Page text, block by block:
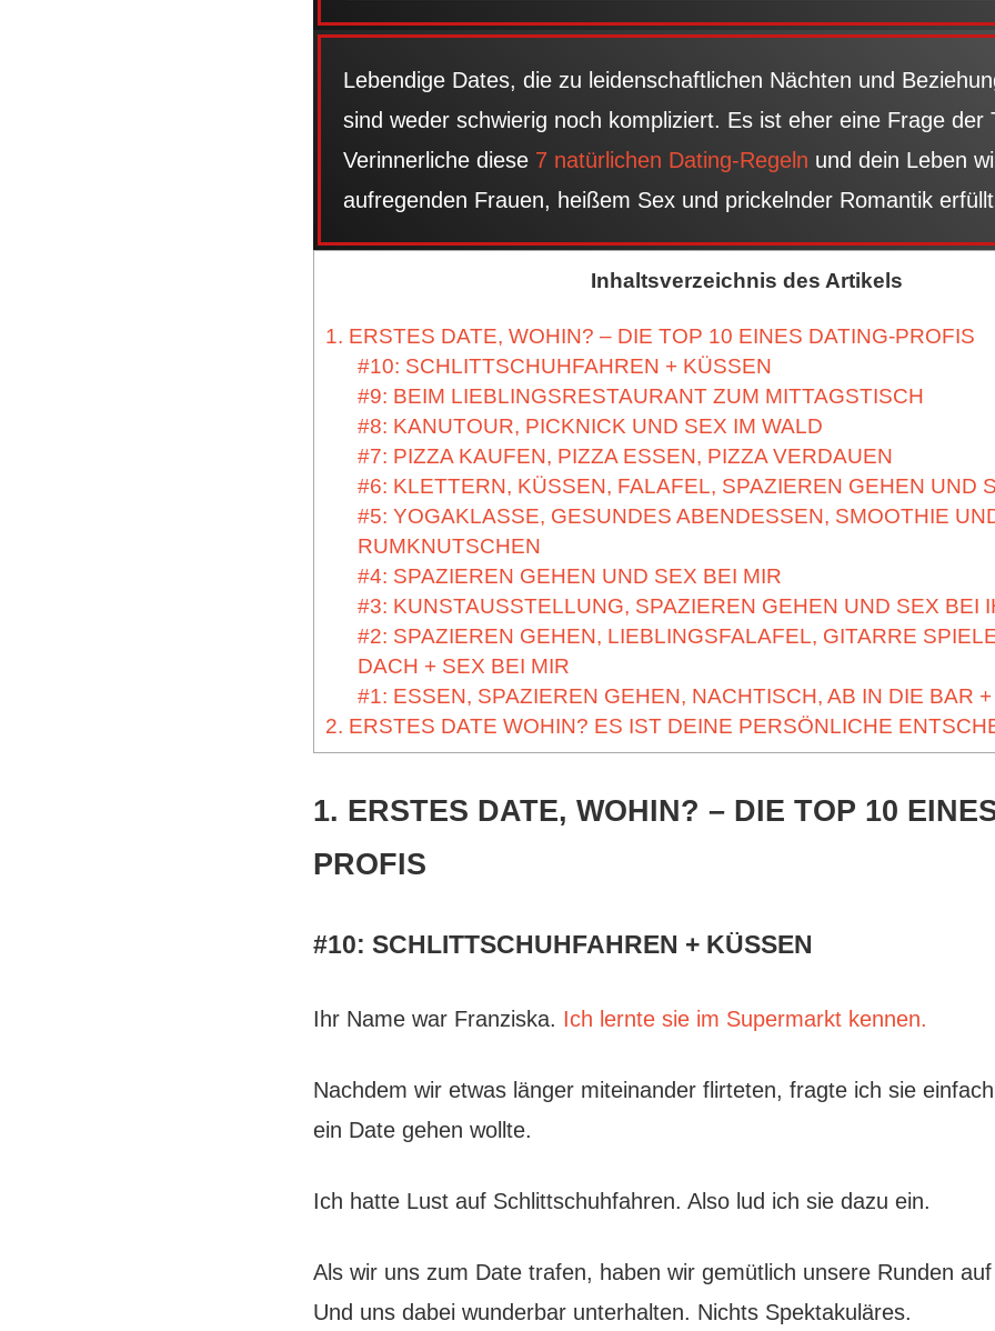
Lebendige Dates, die zu leidenschaftlichen Nächten und
sind weder schwierig noch kompliziert. Es ist eher eine Frage der
Verinnerliche diese 7 natürlichen Dating-Regeln und dein Leben
aufregenden Frauen, heißem Sex und prickelnder Romantik
Inhaltsverzeichnis des Artikels
1. ERSTES DATE, WOHIN? – DIE TOP 10 EINES DATING-PROFIS
#10: SCHLITTSCHUHFAHREN + KÜSSEN
#9: BEIM LIEBLINGSRESTAURANT ZUM MITTAGSTISCH
#8: KANUTOUR, PICKNICK UND SEX IM WALD
#7: PIZZA KAUFEN, PIZZA ESSEN, PIZZA VERDAUEN
#6: KLETTERN, KÜSSEN, FALAFEL, SPAZIEREN GEHEN UND
#5: YOGAKLASSE, GESUNDES ABENDESSEN, SMOOTHIE
RUMKNUTSCHEN
#4: SPAZIEREN GEHEN UND SEX BEI MIR
#3: KUNSTAUSSTELLUNG, SPAZIEREN GEHEN UND SEX BEI
#2: SPAZIEREN GEHEN, LIEBLINGSFALAFEL, GITARRE
DACH + SEX BEI MIR
#1: ESSEN, SPAZIEREN GEHEN, NACHTISCH, AB IN DIE BAR
2. ERSTES DATE WOHIN? ES IST DEINE PERSÖNLICHE
1. ERSTES DATE, WOHIN? – DIE TOP 10
PROFIS
#10: SCHLITTSCHUHFAHREN + KÜSSEN
Ihr Name war Franziska. Ich lernte sie im Supermarkt kennen.
Nachdem wir etwas länger miteinander flirteten, fragte ich sie
ein Date gehen wollte.
Ich hatte Lust auf Schlittschuhfahren. Also lud ich sie dazu ein.
Als wir uns zum Date trafen, haben wir gemütlich unsere Runden
Und uns dabei wunderbar unterhalten. Nichts Spektakuläres.